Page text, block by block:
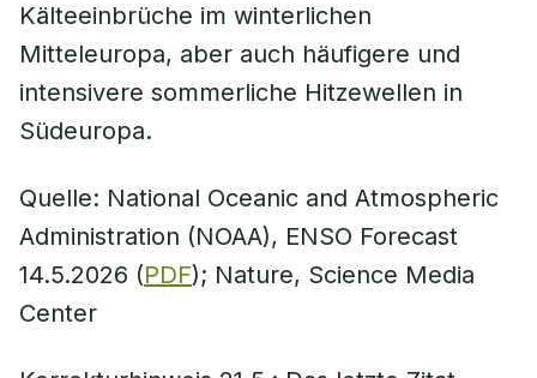
Kälteeinbrüche im winterlichen
Mitteleuropa, aber auch häufigere und
intensivere sommerliche Hitzewellen in
Südeuropa.
Quelle: National Oceanic and Atmospheric
Administration (NOAA), ENSO Forecast
14.5.2026 (PDF); Nature, Science Media
Center